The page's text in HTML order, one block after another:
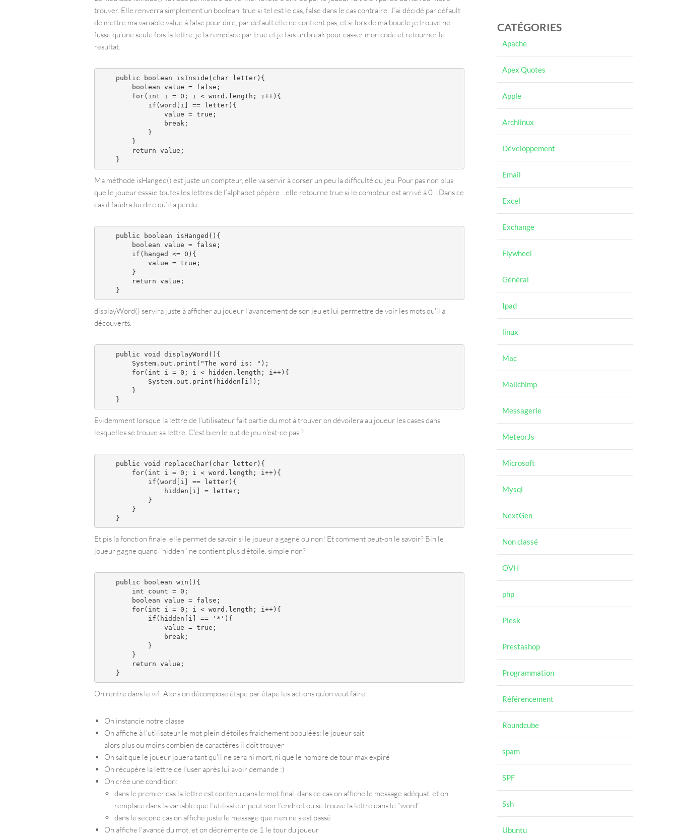
trouver. Elle renverra simplement un boolean, true si tel est le cas, false dans le cas contraire. J’ai décidé par défault
de mettre ma variable value à false pour dire, par default elle ne contient pas, et si lors de ma boucle je trouve ne
fusse qu’une seule fois la lettre, je la remplace par true et je fais un break pour casser mon code et retourner le
resultat.
    public boolean isInside(char letter){
        boolean value = false;
        for(int i = 0; i < word.length; i++){
            if(word[i] == letter){
                value = true;
                break;
            }
        }
        return value;
Ma méthode isHanged() est juste un compteur, elle va servir à corser un peu la difficulté du jeu. Pour pas non plus
que le joueur essaie toutes les lettres de l’alphabet pépère .. elle retourne true si le compteur est arrivé à 0 .. Dans ce
cas il faudra lui dire qu’il a perdu.
    public boolean isHanged(){
        boolean value = false;
        if(hanged <= 0){
            value = true;
        }
        return value;
displayWord() servira juste à afficher au joueur l'avancement de son jeu et lui permettre de voir les mots qu'il a
découverts.
    public void displayWord(){
        System.out.print("The word is: ");
        for(int i = 0; i < hidden.length; i++){
            System.out.print(hidden[i]);
        }
Evidemment lorsque la lettre de l'utilisateur fait partie du mot à trouver on dévoilera au joueur les cases dans
lesquelles se trouve sa lettre. C'est bien le but de jeu n'est-ce pas ?
    public void replaceChar(char letter){
        for(int i = 0; i < word.length; i++){
            if(word[i] == letter){
                hidden[i] = letter;
            }
        }
Et pis la fonction finale, elle permet de savoir si le joueur a gagné ou non! Et comment peut-on le savoir? Bin le
joueur gagne quand "hidden" ne contient plus d'étoile. simple non?
    public boolean win(){
        int count = 0;
        boolean value = false;
        for(int i = 0; i < word.length; i++){
            if(hidden[i] == '*'){
                value = true;
                break;
            }
        }
        return value;
On rentre dans le vif: Alors on décompose étape par étape les actions qu’on veut faire:
On instancie notre classe
On affiche à l'utilisateur le mot plein d'étoiles fraichement populées: le joueur sait
alors plus ou moins combien de caractères il doit trouver
On sait que le joueur jouera tant qu'il ne sera ni mort, ni que le nombre de tour max expiré
On récupère la lettre de l'user après lui avoir demande :)
On crée une condition:
dans le premier cas la lettre est contenu dans le mot final, dans ce cas on affiche le message adéquat, et on
remplace dans la variable que l'utilisateur peut voir l'endroit ou se trouve la lettre dans le "word"
dans le second cas on affiche juste le message que rien ne s'est passé
On affiche l'avancé du mot, et on décrémente de 1 le tour du joueur
CATÉGORIES
Apache
Apex Quotes
Apple
Archlinux
Développement
Email
Excel
Exchange
Flywheel
Général
Ipad
linux
Mac
Mailchimp
Messagerie
MeteorJs
Microsoft
Mysql
NextGen
Non classé
OVH
php
Plesk
Prestashop
Programmation
Référencement
Roundcube
spam
SPF
Ssh
Ubuntu